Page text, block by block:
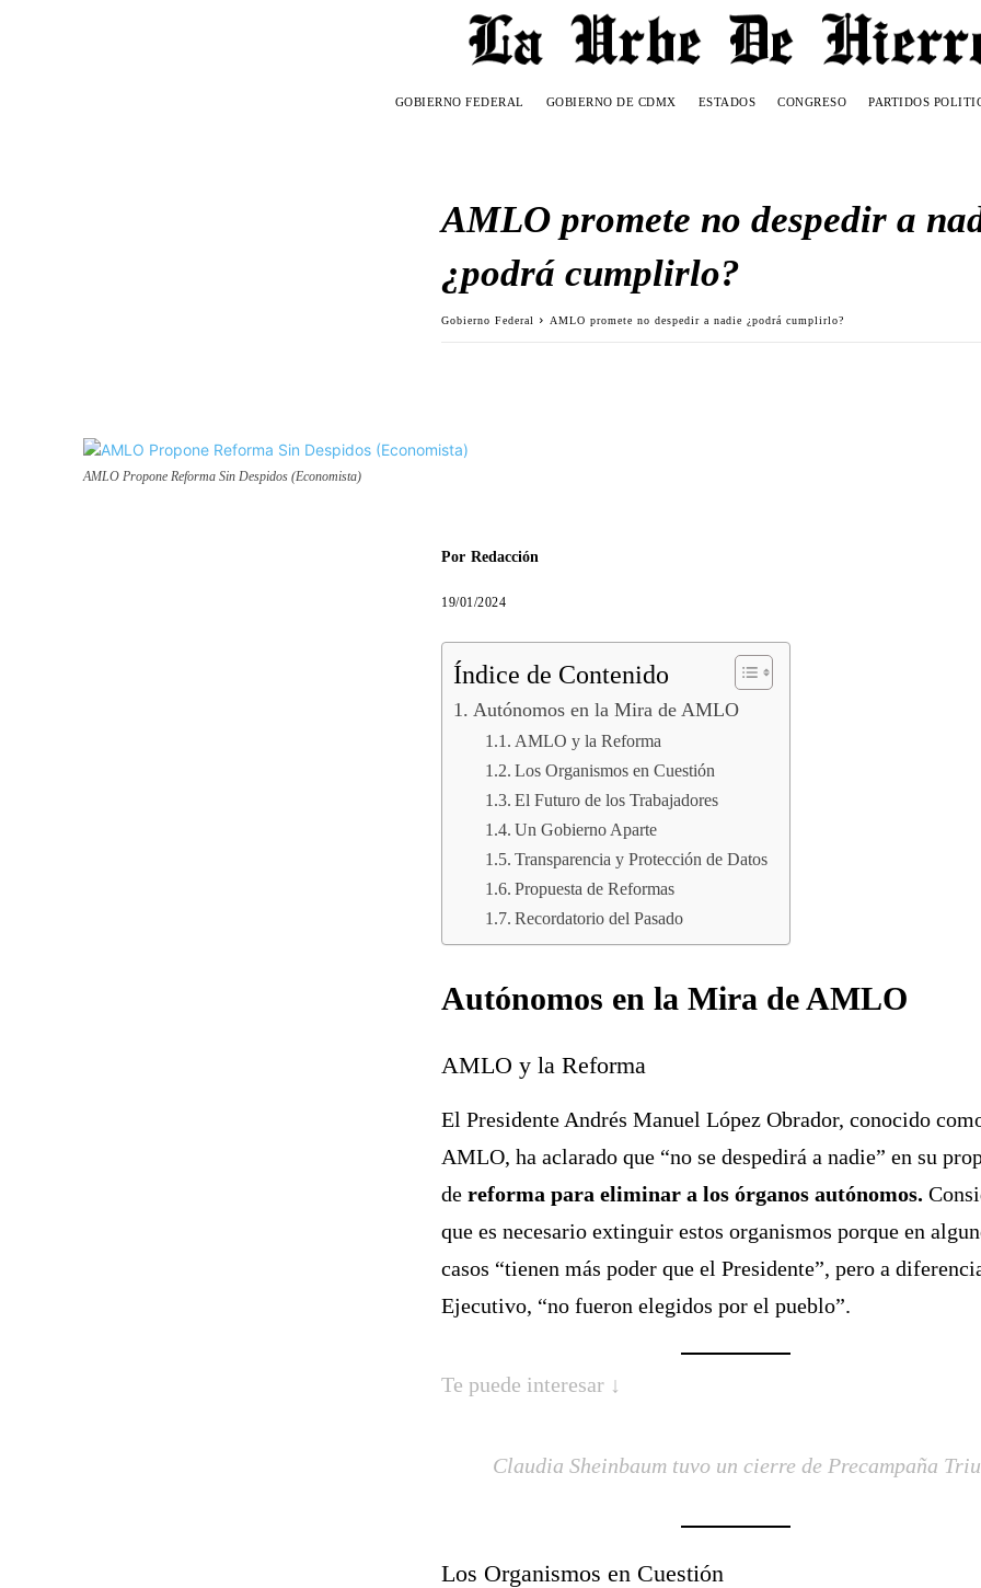
GOBIERNO FEDERAL GOBIERNO DE CDMX ESTADOS CONGRESO PARTIDOS
AMLO promete no despedir a
¿podrá cumplirlo?
Gobierno Federal AMLO promete no despedir a nadie ¿podrá cumplirlo?
AMLO Propone Reforma Sin Despidos (Economista)
Por Redacción
19/01/2024
Índice de Contenido
Autónomos en la Mira de AMLO
AMLO y la Reforma
Los Organismos en Cuestión
El Futuro de los Trabajadores
Un Gobierno Aparte
Transparencia y Protección de Datos
Propuesta de Reformas
Recordatorio del Pasado
Autónomos en la Mira de AMLO
AMLO y la Reforma
El Presidente Andrés Manuel López Obrador, conocido
AMLO, ha aclarado que “no se despedirá a nadie” en su
dereforma para eliminar a los órganos autónomos.
que es necesario extinguir estos organismos porque en
casos “tienen más poder que el Presidente”, pero a
Ejecutivo, “no fueron elegidos por el pueblo”.
Te puede interesar ↓
Claudia Sheinbaum tuvo un cierre de Precampaña
Los Organismos en Cuestión